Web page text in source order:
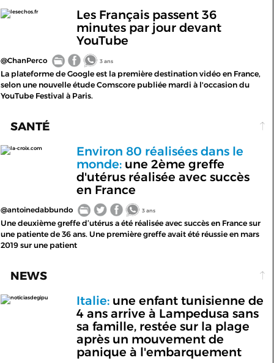
lesechos.fr
Les Français passent 36
minutes par jour devant
YouTube
@ChanPerco 3 ans
La plateforme de Google est la première destination vidéo en France,
selon une nouvelle étude Comscore publiée mardi à l'occasion du
YouTube Festival à Paris.
SANTÉ
la-croix.com
Environ 80 réalisées dans le
monde:une 2ème greffe
d'utérus réalisée avec succès
en France
@antoinedabbundo 3 ans
Une deuxième greffe d’utérus a été réalisée avec succès en France sur
une patiente de 36 ans. Une première greffe avait été réussie en mars
2019 sur une patient
NEWS
noticiasdegipu Italie:une enfant tunisienne de
4 ans arrive à Lampedusa sans
sa famille, restée sur la plage
après un mouvement de
panique à l'embarquement